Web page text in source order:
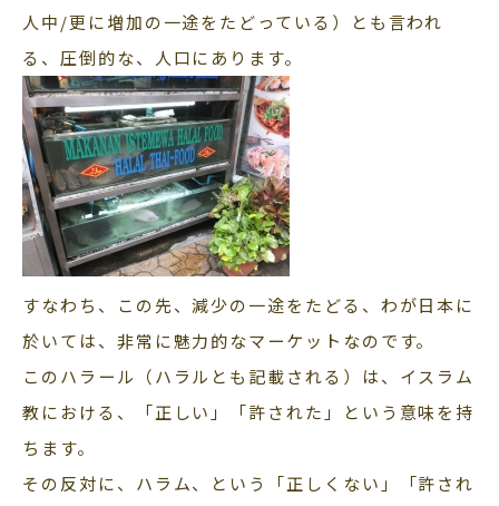
人中/更に増加の一途をたどっている）とも言われ
る、圧倒的な、人口にあります。
すなわち、この先、減少の一途をたどる、わが日本に
於いては、非常に魅力的なマーケットなのです。
このハラール（ハラルとも記載される）は、イスラム
教における、「正しい」「許された」という意味を持
ちます。
その反対に、ハラム、という「正しくない」「許され